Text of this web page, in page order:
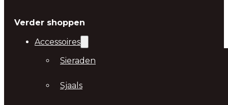
Verder shoppen
Accessoires
Sieraden
Sjaals